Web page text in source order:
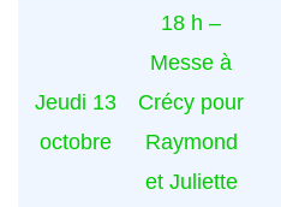
Jeudi 13
octobre
18 h –
Messe à
Crécy pour
Raymond
et Juliette